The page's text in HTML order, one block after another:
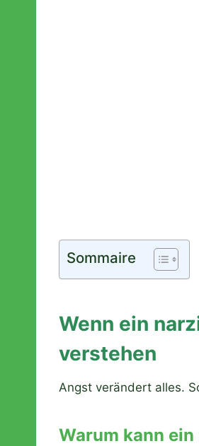
Sommaire
Wenn ein
verstehen
Angst verändert alles.
Warum kann